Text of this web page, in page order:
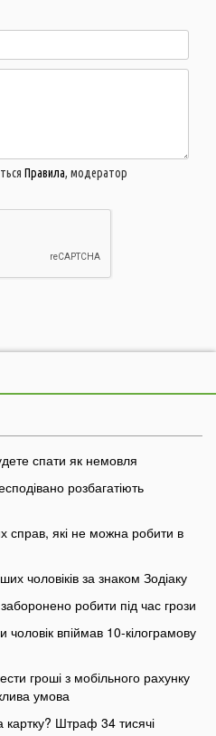
Правила, модератор
спати як немовля
розбагатіють
справ, які не можна робити в
чоловіків за знаком Зодіаку
робити під час грози
чоловік впіймав 10-кілограмову
гроші з мобільного рахунку
умова
Штраф 34 тисячі